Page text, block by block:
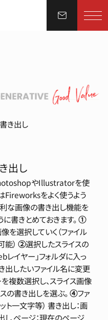
き出し
出し
やIllustratorを使
Fireworksをよく使うよう
利な画像の書き出し機能を
書きとめておきます。①
を選択していく（ファイル
） ②選択したスライスの
レイヤー」フォルダに入っ
出したいファイル名に変更
複数選択し、スライス画像
の書き出しを選ぶ。④ファ
ト一文字等） 書き出し：画
し ページ：現在のページ